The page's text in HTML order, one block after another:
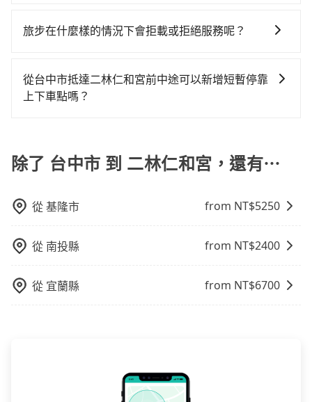
的目的地。全程加上轉車時間共1小時9分鐘，假設3位同
價或恣意繞路。但如果全程使用tripool並到府專車接
送，則每人平均花費約650元，費時51分鐘。雖然搭乘
點錢能讓你旅程更舒適些。再者，如人數更多，預約
算。如果你僅有兩位乘車，也可參考tripool的拼車共乘
服務，最多可再節省50%的交通費用。
達目的地後多久原路返回），雖已將eTag和可能的每小
車型，如Toyota Yaris、Prius C、Vios這類乘坐體驗較
差的車款，如果人數超過四位，更是沒有較大的七人座
樣。另外，偶爾也會遇到明明已經預約了時間但上一位
車位，對於急著用車或者要載其他乘客的人來說就有不
小的風險。最後，雖然路邊隨租隨還看似方便，但實際
上下車地點仍有段距離，在遇到下雨天或者載行李時，
tripool的專車服務可再更便宜。但如果要考慮到回程，
倍。再加上台中市有些計程車司機不按錶計費，約有
27%會採現場議價，建議最好先上網預約，以免當場被
$1,100。
上、下車，不需與旅客共乘。但通常需要提前預約。 客
行車路線可能不太頻繁。 計程車：可以隨叫隨到，並且
不必擔心停車位的問題。但是，計程車的費用相對較
旅步在什麼樣的情況下會拒載或拒絕服務呢？
原因，司機有權拒絕服務： 1) 當日搭車人數或行李超過
訂購時填寫的數量。請務必確實填寫當日實際攜帶的行
必須乘坐兒童座椅。 3) 搭乘寵物友善專車卻沒有裝籠。
避免影響行車安全，請您務將寵物置入提籠或提袋內。
從台中市抵達二林仁和宮前中途可以新增短暫停靠
上下車點嗎？
後額外里程數5公里內加收200元。雖然可能有些路線完
全順路，但是司機多點停靠就會有額外的等待時間，收
除了 台中市 到 二林仁和宮，還有⋯
從基隆市 from NT$5250
從 南投縣 from NT$2400
從 宜蘭縣 from NT$6700